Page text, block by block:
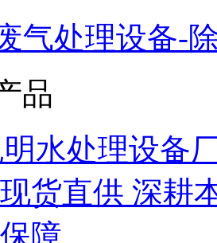
气处理设备-
品